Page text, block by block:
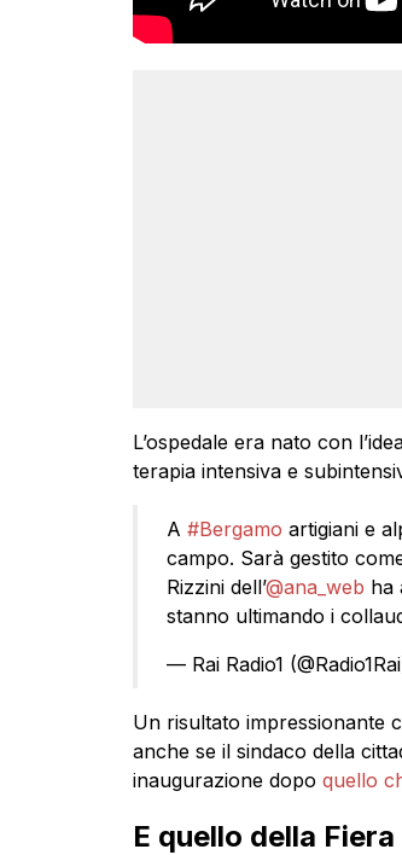
L’ospedale era nato con
terapia intensiva e
A #Bergamo artigiani e
campo. Sarà gestito
Rizzini dell’@ana_web ha
stanno ultimando i
— Rai Radio1
Un risultato impressionante
anche se il sindaco della
inaugurazione dopo quello
E quello della